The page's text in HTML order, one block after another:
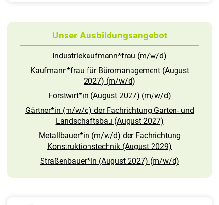
Unser Ausbildungsangebot
Industriekaufmann*frau (m/w/d)
Kaufmann*frau für Büromanagement (August
2027) (m/w/d)
Forstwirt*in (August 2027) (m/w/d)
Gärtner*in (m/w/d) der Fachrichtung Garten- und
Landschaftsbau (August 2027)
Metallbauer*in (m/w/d) der Fachrichtung
Konstruktionstechnik (August 2029)
Straßenbauer*in (August 2027) (m/w/d)